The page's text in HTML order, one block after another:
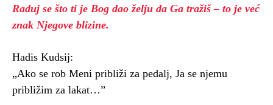
Raduj se što ti je Bog dao želju da Ga tražiš – to je već
znak Njegove blizine.
Hadis Kudsij:
„Ako se rob Meni približi za pedalj, Ja se njemu
približim za lakat…”